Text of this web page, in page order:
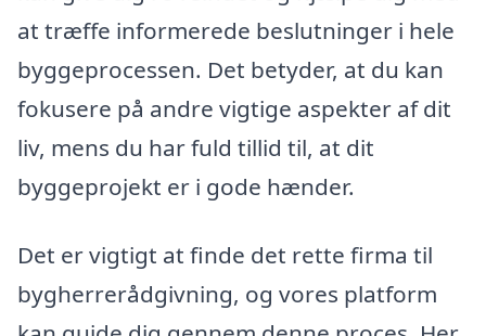
at træffe informerede beslutninger i hele
byggeprocessen. Det betyder, at du kan
fokusere på andre vigtige aspekter af dit
liv, mens du har fuld tillid til, at dit
byggeprojekt er i gode hænder.
Det er vigtigt at finde det rette firma til
bygherrerådgivning, og vores platform